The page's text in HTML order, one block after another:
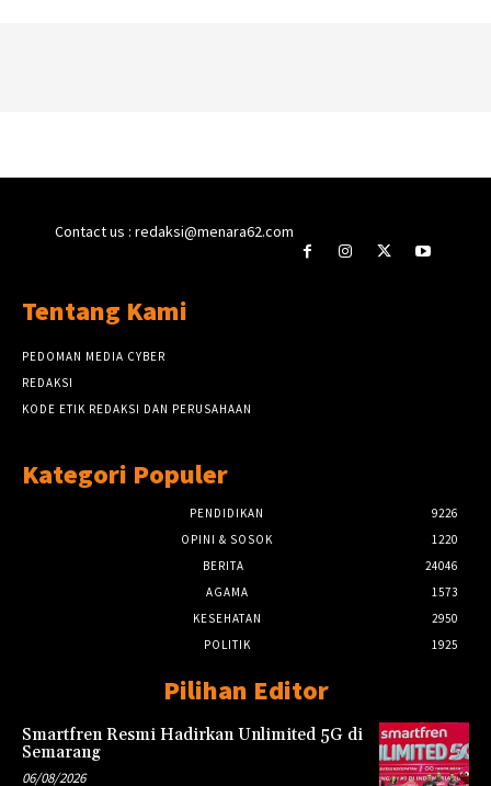
Contact us : redaksi@menara62.com
Tentang Kami
PEDOMAN MEDIA CYBER
REDAKSI
KODE ETIK REDAKSI DAN PERUSAHAAN
Kategori Populer
PENDIDIKAN
9226
OPINI & SOSOK
1220
BERITA
24046
AGAMA
1573
KESEHATAN
2950
POLITIK
1925
Pilihan Editor
Smartfren Resmi Hadirkan Unlimited 5G di
Semarang
06/08/2026